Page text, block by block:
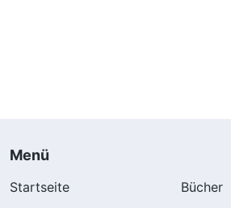
Menü
Startseite
Bücher